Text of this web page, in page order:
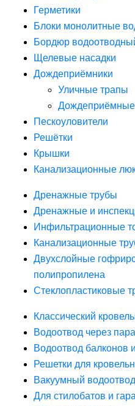
Герметики
Блоки монолитные
Бордюр
Щелевые насадки
Дождеприёмники
Уличные трапы
Пескоуловители
Решётки
Крышки
Канализационные
Дренажные трубы
Дренажные и
Инфильтрационные
Канализационные
Двухслойные
полипропилена
Стеклопластиковые
Классический
Водоотвод через
Водоотвод балконов
Решетки для
Вакуумный водоотвод
Для стилобатов и